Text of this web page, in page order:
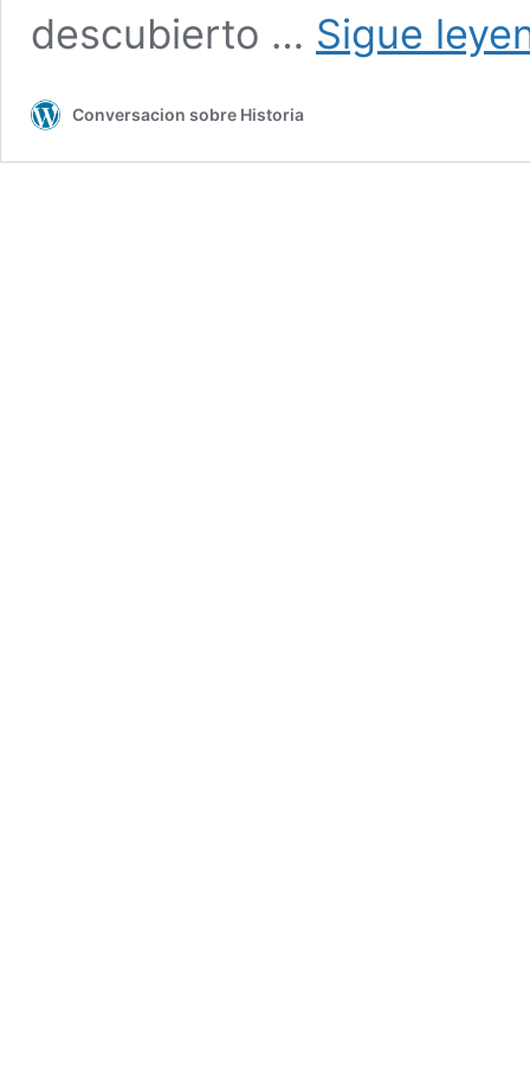
descubierto … Sigue
Conversacion sobre Historia